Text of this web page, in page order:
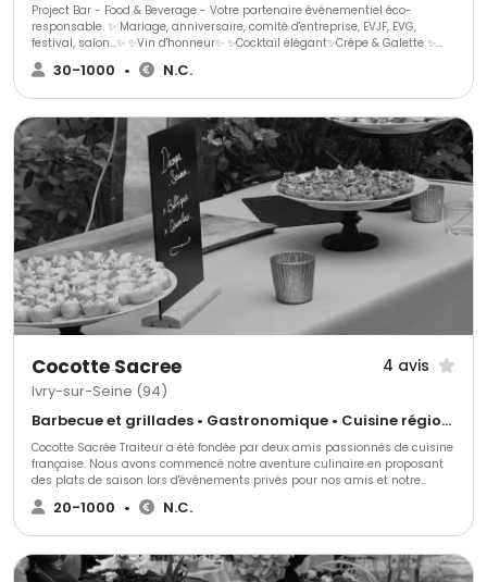
Project Bar - Food & Beverage - Votre partenaire événementiel éco-
responsable. ✨ Mariage, anniversaire, comité d'entreprise, EVJF, EVG,
festival, salon...✨ ✨Vin d'honneur✨ ✨Cocktail élégant✨Crêpe & Galette ✨
Des boissons rafraîchissantes, des saveurs gourmandes et un
engagement envers l'environnement. Chez Project Bar, nous sommes fiers
30-1000 • N.C.
Cocotte Sacree 4 avis
Ivry-sur-Seine (94)
Barbecue et grillades • Gastronomique • Cuisine régionale
Cocotte Sacrée Traiteur a été fondée par deux amis passionnés de cuisine
française. Nous avons commencé notre aventure culinaire en proposant
des plats de saison lors d'événements privés pour nos amis et notre
famille. Forts de l'enthousiasme de nos convives, nous avons décidé de
créer notre entreprise de traiteur événementiel.
20-1000 • N.C.